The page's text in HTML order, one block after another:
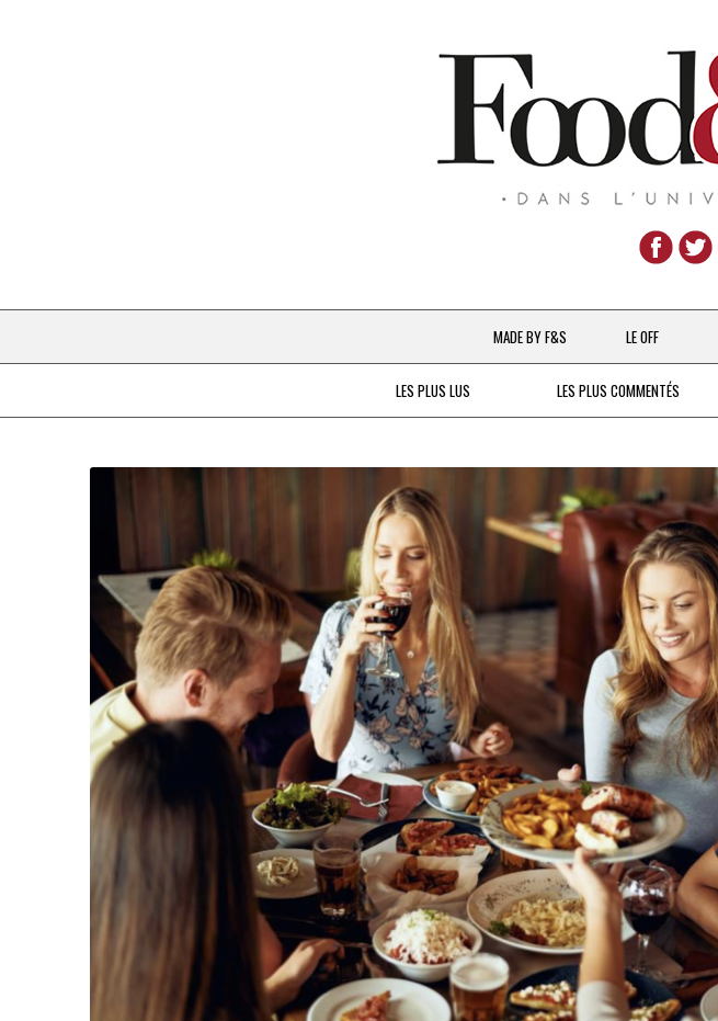
MADE BY F&S
CHEFS & ACTUALITÉS
DESTIN DE FEMME
V…DE VOYAGE
LE OFF
LES PLUS LUS LES PLUS COMMENTÉS